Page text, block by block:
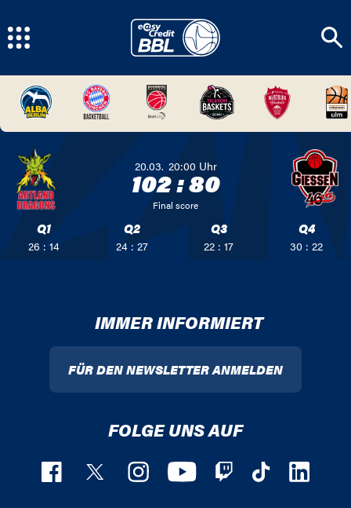
20.03. 20:00 Uhr
102:80
Final score
Q1
26 : 14
Q2
24 : 27
Q3
22 : 17
Q4
30 : 22
IMMER INFORMIERT
FÜR DEN NEWSLETTER ANMELDEN
FOLGE UNS AUF